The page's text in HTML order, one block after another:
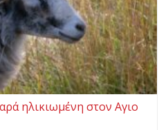
ηλικιωμένη στον Αγιο